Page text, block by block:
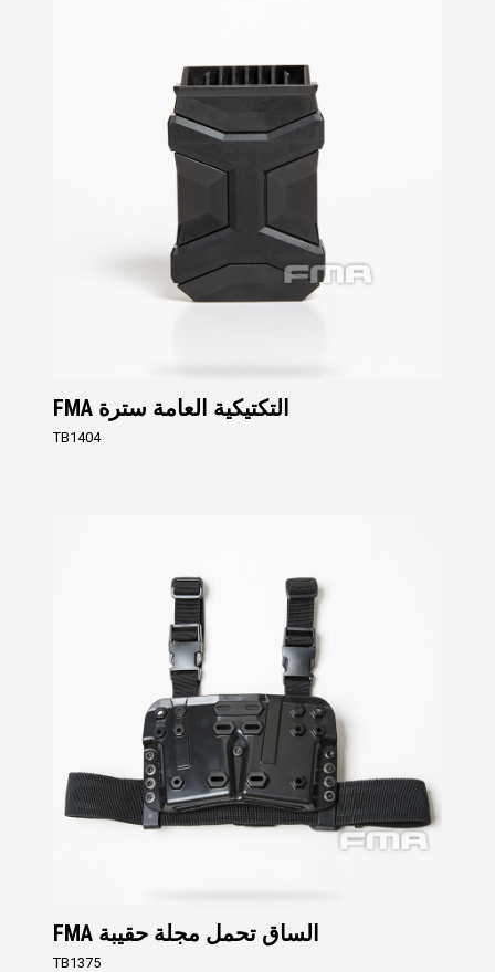
FMA التكتيكية العامة سترة
TB1404
FMA الساق تحمل مجلة حقيبة
TB1375